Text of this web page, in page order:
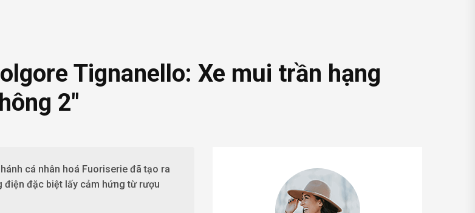
Tignanello: Xe mui trần hạng
2"
cá nhân hoá Fuoriserie đã tạo ra
điện đặc biệt lấy cảm hứng từ rượu